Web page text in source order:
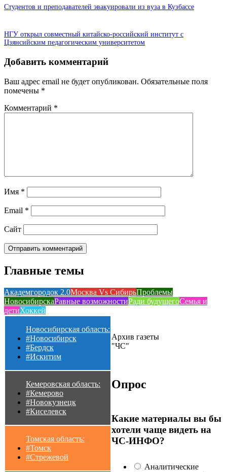
Студентов и преподавателей эвакуировали из вуза в Кузбассе
НГУ открыл совместный китайско-российский институт с
Цзянсийским педагогическим университетом
Добавить комментарий
Ваш адрес email не будет опубликован. Обязательные поля
помечены *
Комментарий *
Имя *
Email *
Сайт
Главные темы
Академгородок 2.0Москва Vs СибирьПроблемы
НовосибирскаРавные возможностиРади будущегоСемья и
детиХоккей
Новосибирская область:
#Новосибирск
#Бердск
#Искитим
Кемеровская область:
#Кемерово
#Новокузнецк
#Киселевск
Томская область:
#Томск
#Стрежевой
Архив газеты
"ЧС"
Опрос
Какие материалы вы бы
хотели чаще видеть на
ЧС-ИНФО?
Аналитические